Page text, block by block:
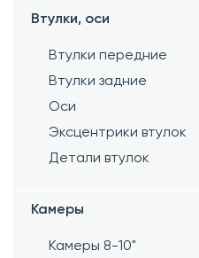
Втулки, оси
Втулки передние
Втулки задние
Оси
Эксцентрики втулок
Детали втулок
Камеры
Камеры 8-10"